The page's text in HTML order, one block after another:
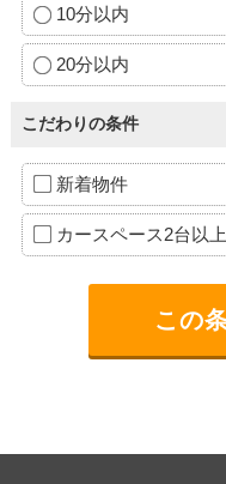
10分以内
20分以内
こだわりの条件
新着物件
カースペース2台以上